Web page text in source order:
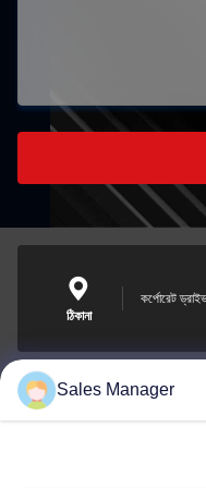
ঠিকানা
কর্পোরেট
Sales Manager